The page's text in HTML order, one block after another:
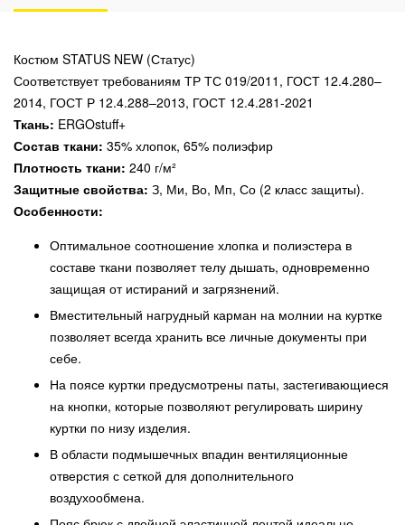
Костюм STATUS NEW (Статус)
Соответствует требованиям ТР ТС 019/2011, ГОСТ 12.4.280–
2014, ГОСТ Р 12.4.288–2013, ГОСТ 12.4.281-2021
Ткань: ERGOstuff+
Состав ткани: 35% хлопок, 65% полиэфир
Плотность ткани: 240 г/м²
Защитные свойства: З, Ми, Во, Мп, Со (2 класс защиты).
Особенности:
Оптимальное соотношение хлопка и полиэстера в
составе ткани позволяет телу дышать, одновременно
защищая от истираний и загрязнений.
Вместительный нагрудный карман на молнии на куртке
позволяет всегда хранить все личные документы при
себе.
На поясе куртки предусмотрены паты, застегивающиеся
на кнопки, которые позволяют регулировать ширину
куртки по низу изделия.
В области подмышечных впадин вентиляционные
отверстия с сеткой для дополнительного
воздухообмена.